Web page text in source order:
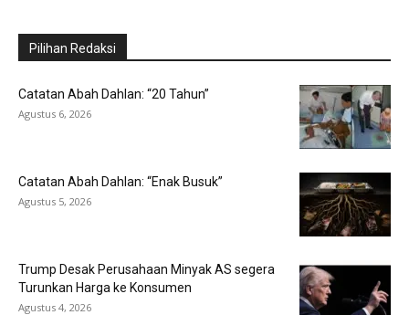
Pilihan Redaksi
Catatan Abah Dahlan: “20 Tahun”
Agustus 6, 2026
Catatan Abah Dahlan: “Enak Busuk”
Agustus 5, 2026
Trump Desak Perusahaan Minyak AS segera
Turunkan Harga ke Konsumen
Agustus 4, 2026